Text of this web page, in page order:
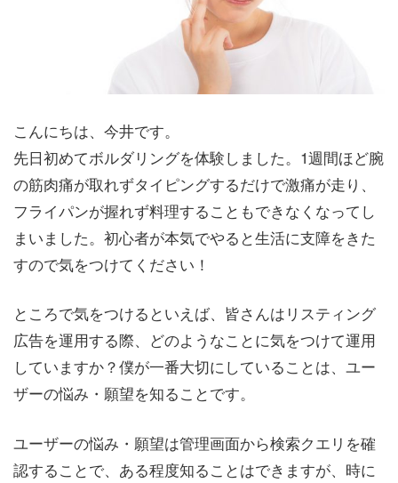
こんにちは、今井です。
先日初めてボルダリングを体験しました。1週間ほど腕
の筋肉痛が取れずタイピングするだけで激痛が走り、
フライパンが握れず料理することもできなくなってし
まいました。初心者が本気でやると生活に支障をきた
すので気をつけてください！
ところで気をつけるといえば、皆さんはリスティング
広告を運用する際、どのようなことに気をつけて運用
していますか？僕が一番大切にしていることは、ユー
ザーの悩み・願望を知ることです。
ユーザーの悩み・願望は管理画面から検索クエリを確
認することで、ある程度知ることはできますが、時に